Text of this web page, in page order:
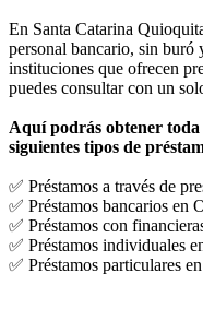
En Santa Catarina
personal bancario, sin buró
instituciones que ofrecen
puedes consultar con un
Aquí podrás obtener
siguientes tipos de
✅ Préstamos a través de
✅ Préstamos bancarios en
✅ Préstamos con
✅ Préstamos individuales
✅ Préstamos particulares